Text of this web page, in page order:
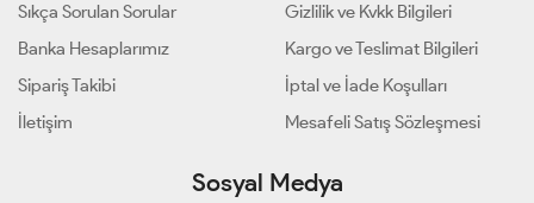
Sıkça Sorulan Sorular
Banka Hesaplarımız
Sipariş Takibi
İletişim
Gizlilik ve Kvkk Bilgileri
Kargo ve Teslimat Bilgileri
İptal ve İade Koşulları
Mesafeli Satış Sözleşmesi
Sosyal Medya